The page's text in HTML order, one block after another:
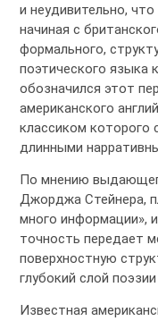
и неудивительно,
начиная с
формального,
поэтического языка
обозначился этот
американского
классиком которого
длинными
По мнению
Джорджа Стейнера,
много информации»,
точность передает
поверхностную
глубокий слой
Известная